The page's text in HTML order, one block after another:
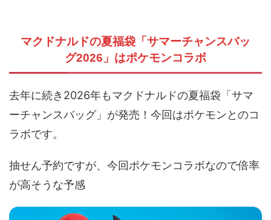
マクドナルドの夏福袋「サマーチャンスバッ
グ2026」はポケモンコラボ
去年に続き2026年もマクドナルドの夏福袋「サマ
ーチャンスバッグ」が発売！今回はポケモンとのコ
ラボです。
抽せん予約ですが、今回ポケモンコラボなので倍率
が高そうな予感